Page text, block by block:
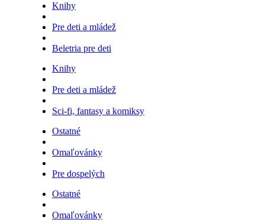
Knihy
Pre deti a mládež
Beletria pre deti
Knihy
Pre deti a mládež
Sci-fi, fantasy a komiksy
Ostatné
Omaľovánky
Pre dospelých
Ostatné
Omaľovánky